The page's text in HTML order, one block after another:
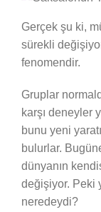
Gerçek şu ki,
sürekli
fenomendir.
Gruplar
karşı deneyler
bunu yeni
bulurlar.
dünyanın
değişiyor. Peki
neredeydi?